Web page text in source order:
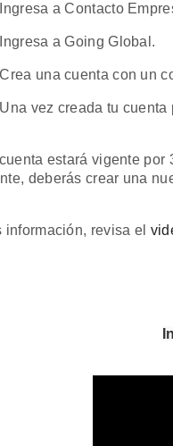
a Contacto
a Going Global.
una cuenta con un
vez creada tu
estará vigente
deberás crear una
información, revisa el
In